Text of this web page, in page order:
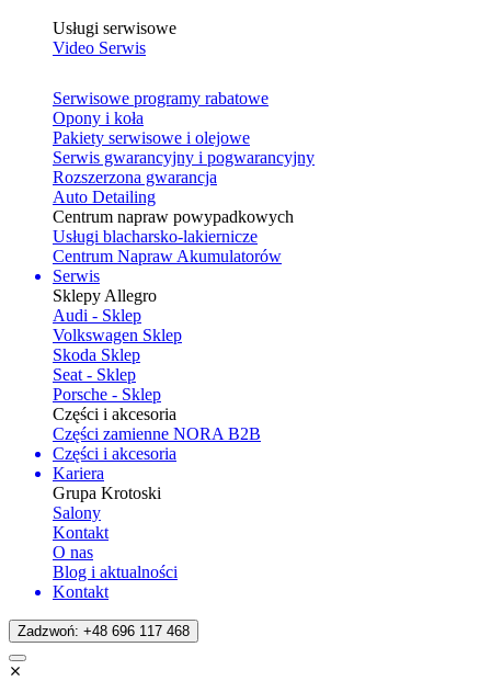
Usługi serwisowe
Video Serwis
Serwisowe programy rabatowe
Opony i koła
Pakiety serwisowe i olejowe
Serwis gwarancyjny i pogwarancyjny
Rozszerzona gwarancja
Auto Detailing
Centrum napraw powypadkowych
Usługi blacharsko-lakiernicze
Centrum Napraw Akumulatorów
Serwis
Sklepy Allegro
Audi - Sklep
Volkswagen Sklep
Skoda Sklep
Seat - Sklep
Porsche - Sklep
Części i akcesoria
Części zamienne NORA B2B
Części i akcesoria
Kariera
Grupa Krotoski
Salony
Kontakt
O nas
Blog i aktualności
Kontakt
Zadzwoń: +48 696 117 468